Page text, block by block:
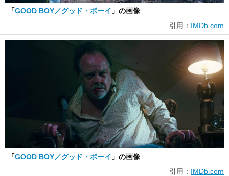
「GOOD BOY／グッド・ボーイ 」の画像
引用： IMDb.com
「GOOD BOY／グッド・ボーイ 」の画像
引用： IMDb.com